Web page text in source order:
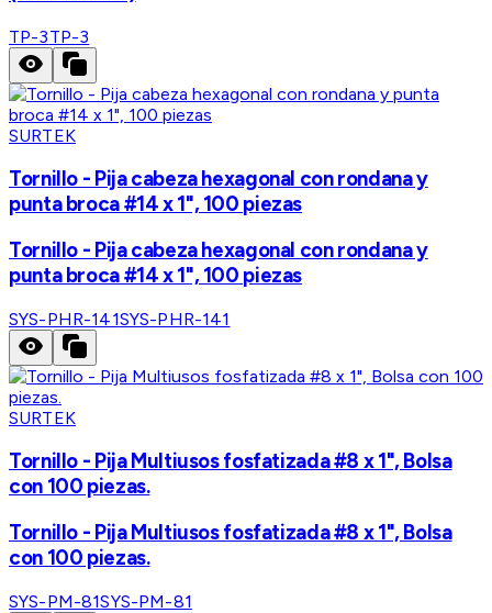
TP-3TP-3
SURTEK
Tornillo - Pija cabeza hexagonal con rondana y
punta broca #14 x 1", 100 piezas
Tornillo - Pija cabeza hexagonal con rondana y
punta broca #14 x 1", 100 piezas
SYS-PHR-141SYS-PHR-141
SURTEK
Tornillo - Pija Multiusos fosfatizada #8 x 1", Bolsa
con 100 piezas.
Tornillo - Pija Multiusos fosfatizada #8 x 1", Bolsa
con 100 piezas.
SYS-PM-81SYS-PM-81